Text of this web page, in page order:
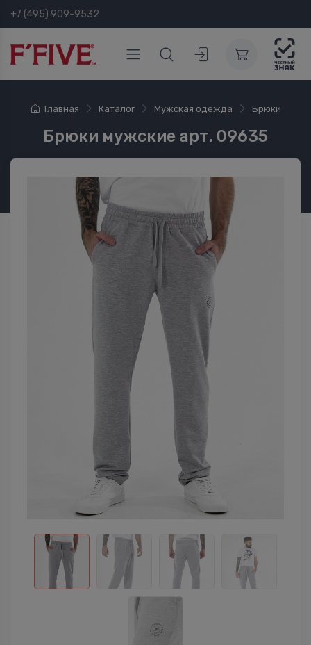
+7 (495) 909-9532
Главная Каталог Мужская одежда Брюки
Брюки мужские арт. 09635